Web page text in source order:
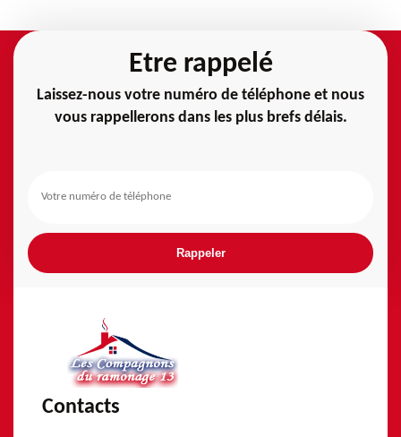
Etre rappelé
Laissez-nous votre numéro de téléphone et nous
vous rappellerons dans les plus brefs délais.
Contacts